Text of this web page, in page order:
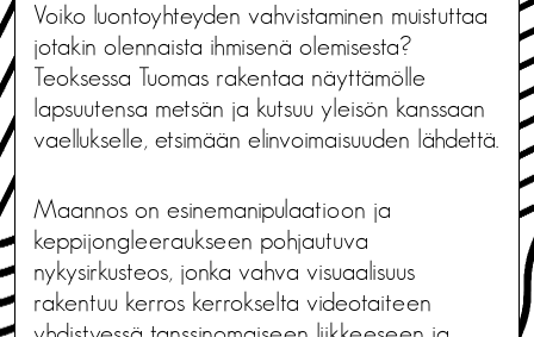
Voiko luontoyhteyden vahvistaminen muistuttaa
jotakin olennaista ihmisenä olemisesta?
Teoksessa Tuomas rakentaa näyttämölle
lapsuutensa metsän ja kutsuu yleisön kanssaan
vaellukselle, etsimään elinvoimaisuuden lähdettä.
Maannos on esinemanipulaatioon ja
keppijongleeraukseen pohjautuva
nykysirkusteos, jonka vahva visuaalisuus
rakentuu kerros kerrokselta videotaiteen